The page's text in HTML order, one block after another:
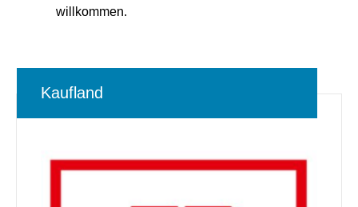
willkommen.
Kaufland